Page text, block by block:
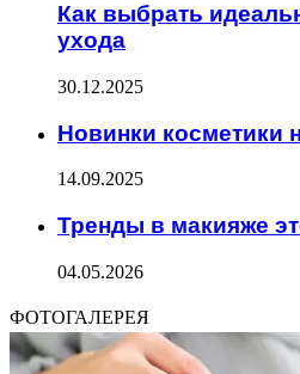
Как выбрать
ухода
30.12.2025
Новинки косметики
14.09.2025
Тренды в макияже
04.05.2026
ФОТОГАЛЕРЕЯ